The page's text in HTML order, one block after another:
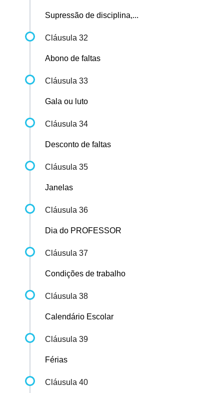
Supressão de disciplina,...
Cláusula 32
Abono de faltas
Cláusula 33
Gala ou luto
Cláusula 34
Desconto de faltas
Cláusula 35
Janelas
Cláusula 36
Dia do PROFESSOR
Cláusula 37
Condições de trabalho
Cláusula 38
Calendário Escolar
Cláusula 39
Férias
Cláusula 40